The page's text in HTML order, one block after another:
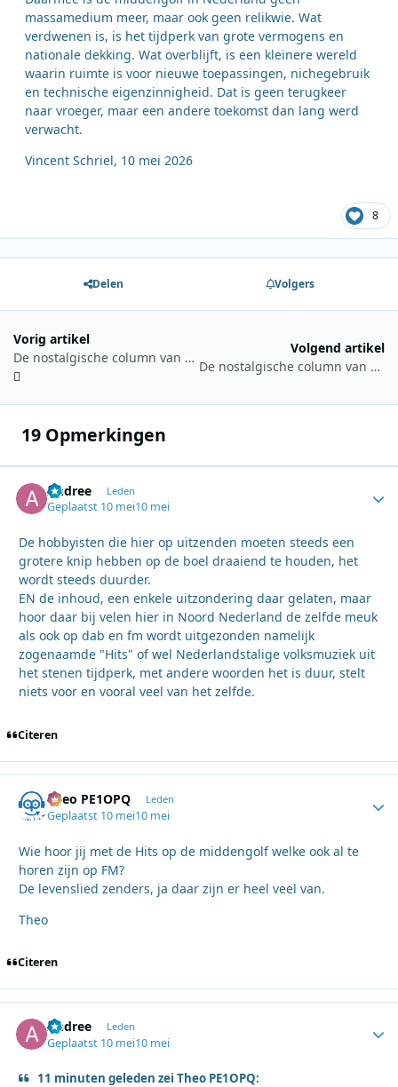
massamedium meer, maar ook geen relikwie. Wat
verdwenen is, is het tijdperk van grote vermogens en
nationale dekking. Wat overblijft, is een kleinere wereld
waarin ruimte is voor nieuwe toepassingen, nichegebruik
en technische eigenzinnigheid. Dat is geen terugkeer
naar vroeger, maar een andere toekomst dan lang werd
verwacht.
Vincent Schriel, 10 mei 2026
8
Delen Volgers
Vorig artikel
De nostalgische column van Hans Knot 9 mei 2026: DSC en North State Show
Volgend artikel
De nostalgische column van Hans Knot 23 mei 2026: ‘De week van’
19 Opmerkingen
Andree Leden
Geplaatst 10 mei10 mei
De hobbyisten die hier op uitzenden moeten steeds een
grotere knip hebben op de boel draaiend te houden, het
wordt steeds duurder.
EN de inhoud, een enkele uitzondering daar gelaten, maar
hoor daar bij velen hier in Noord Nederland de zelfde meuk
als ook op dab en fm wordt uitgezonden namelijk
zogenaamde "Hits" of wel Nederlandstalige volksmuziek uit
het stenen tijdperk, met andere woorden het is duur, stelt
niets voor en vooral veel van het zelfde.
Citeren
Theo PE1OPQ Leden
Geplaatst 10 mei10 mei
Wie hoor jij met de Hits op de middengolf welke ook al te
horen zijn op FM?
De levenslied zenders, ja daar zijn er heel veel van.
Theo
Citeren
Andree Leden
Geplaatst 10 mei10 mei
11 minuten geleden zei Theo PE1OPQ: